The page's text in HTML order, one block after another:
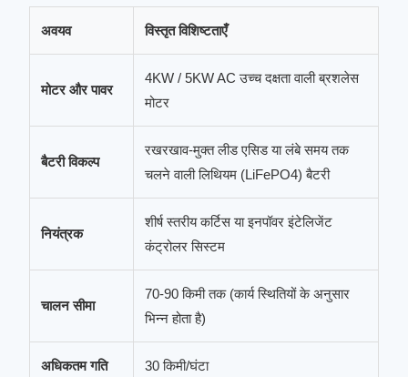
अवयव विस्तृत विशिष्टताएँ
मोटर और पावर
4KW / 5KW AC उच्च दक्षता वाली ब्रशलेस
मोटर
बैटरी विकल्प
रखरखाव-मुक्त लीड एसिड या लंबे समय तक
चलने वाली लिथियम (LiFePO4) बैटरी
नियंत्रक
शीर्ष स्तरीय कर्टिस या इनपॉवर इंटेलिजेंट
कंट्रोलर सिस्टम
चालन सीमा
70-90 किमी तक (कार्य स्थितियों के अनुसार
भिन्न होता है)
अधिकतम गति 30 किमी/घंटा